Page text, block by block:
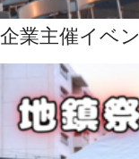
企業主催イベ